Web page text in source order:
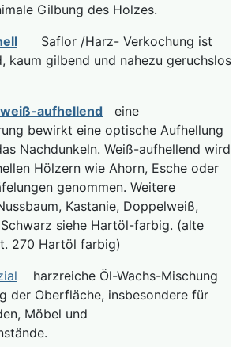
Gilbung des Holzes.
Saflor /Harz- Verkochung ist
kaum gilbend und nahezu geruchslos
aufhellend eine
bewirkt eine optische Aufhellung
Nachdunkeln. Weiß-aufhellend wird
Hölzern wie Ahorn, Esche oder
genommen. Weitere
Kastanie, Doppelweiß,
Schwarz siehe Hartöl-farbig. (alte
270 Hartöl farbig)
harzreiche Öl-Wachs-Mischung
der Oberfläche, insbesondere für
Möbel und